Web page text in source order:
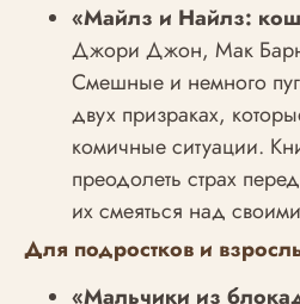
«Майлз и Найлз:
Джори Джон, Мак
Смешные и немного
двух призраках,
комичные ситуации.
преодолеть страх
их смеяться над
Для подростков и
«Мальчики из